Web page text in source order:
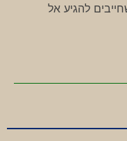
להגיע אל